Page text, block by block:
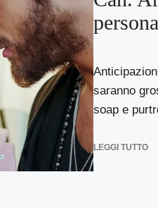
saranno
soap e
LEGGI TUTTO